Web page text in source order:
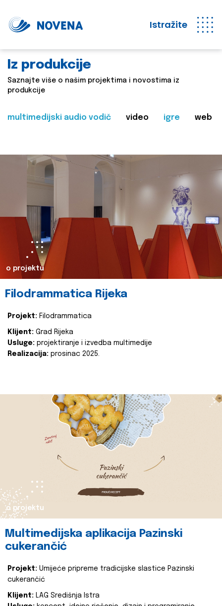
Istražite
Iz produkcije
Saznajte više o našim projektima i novostima iz
produkcije
multimedijski audio vodič video igre web
o projektu
Filodrammatica Rijeka
Projekt: Filodrammatica
Klijent: Grad Rijeka
Usluge: projektiranje i izvedba multimedije
Realizacija: prosinac 2025.
o projektu
Multimedijska aplikacija Pazinski
cukerančić
Projekt: Umijeće pripreme tradicijske slastice Pazinski
cukerančić
Klijent: LAG Središnja Istra